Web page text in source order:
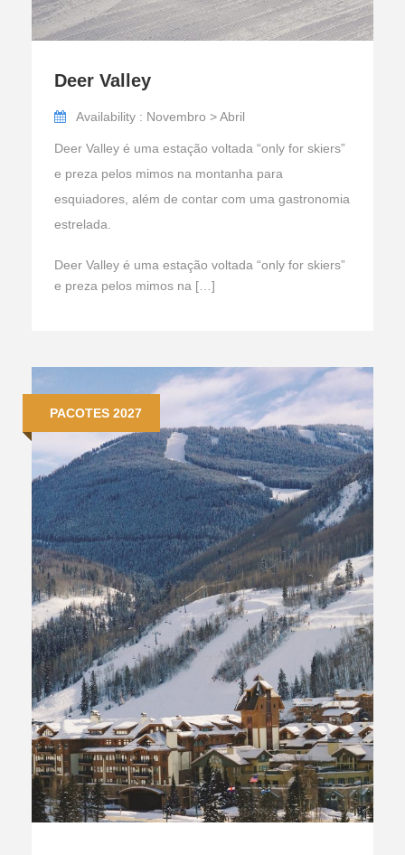
Deer Valley
Availability : Novembro > Abril
Deer Valley é uma estação voltada “only for skiers”
e preza pelos mimos na montanha para
esquiadores, além de contar com uma gastronomia
estrelada.
Deer Valley é uma estação voltada “only for skiers”
e preza pelos mimos na […]
PACOTES 2027